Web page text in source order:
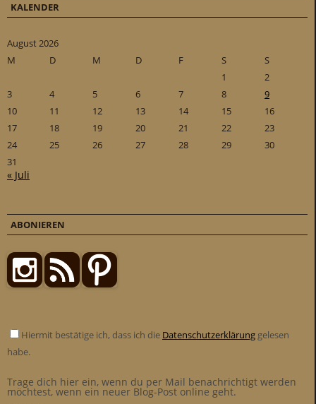
KALENDER
August 2026
M
D M D F S
S
1
2
3
4 5 6 7 8
9
10
11 12 13 14 15
16
17
18 19 20 21 22
23
24
25 26 27 28 29
30
31
« Juli
ABONIEREN
Hiermit bestätige ich, dass ich die Datenschutzerklärung gelesen
habe.
Trage dich hier ein, wenn du per Mail benachrichtigt werden
möchtest, wenn ein neuer Blog-Post online geht.